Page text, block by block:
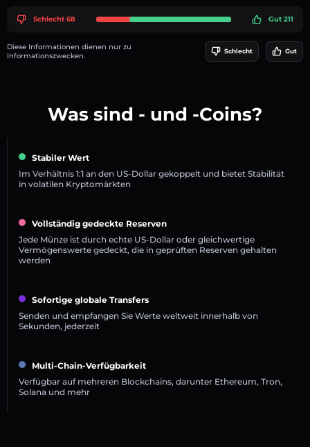
Schlecht 68 Gut 211
Diese Informationen dienen nur zu
Informationszwecken.
Schlecht Gut
Was sind - und -Coins?
Stabiler Wert
Im Verhältnis 1:1 an den US-Dollar gekoppelt und bietet Stabilität
in volatilen Kryptomärkten
Vollständig gedeckte Reserven
Jede Münze ist durch echte US-Dollar oder gleichwertige
Vermögenswerte gedeckt, die in geprüften Reserven gehalten
werden
Sofortige globale Transfers
Senden und empfangen Sie Werte weltweit innerhalb von
Sekunden, jederzeit
Multi-Chain-Verfügbarkeit
Verfügbar auf mehreren Blockchains, darunter Ethereum, Tron,
Solana und mehr